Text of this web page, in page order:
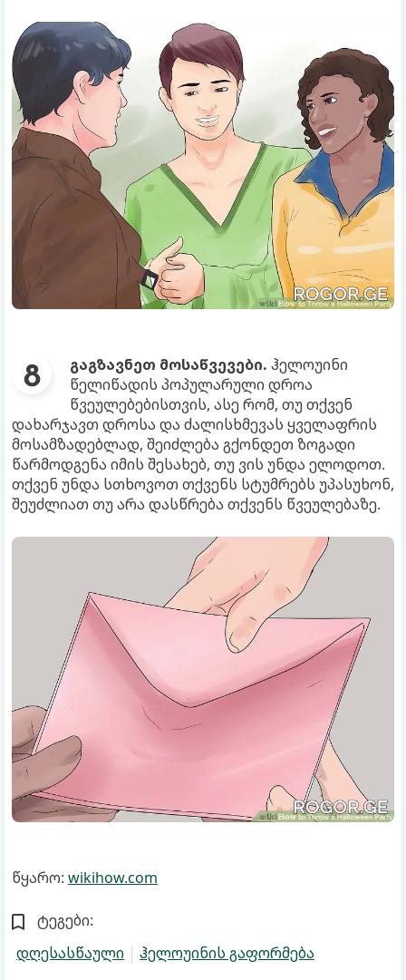
გაგზავნეთ მოსაწვევები. ჰელოუინი
წელიწადის პოპულარული დროა
წვეულებებისთვის, ასე რომ, თუ თქვენ
დახარჯავთ დროსა და ძალისხმევას ყველაფრის
მოსამზადებლად, შეიძლება გქონდეთ ზოგადი
წარმოდგენა იმის შესახებ, თუ ვის უნდა ელოდოთ.
თქვენ უნდა სთხოვოთ თქვენს სტუმრებს უპასუხონ,
შეუძლიათ თუ არა დასწრება თქვენს წვეულებაზე.
წყარო: wikihow.com
ტეგები:
დღესასწაული
ჰელოუინის გაფორმება